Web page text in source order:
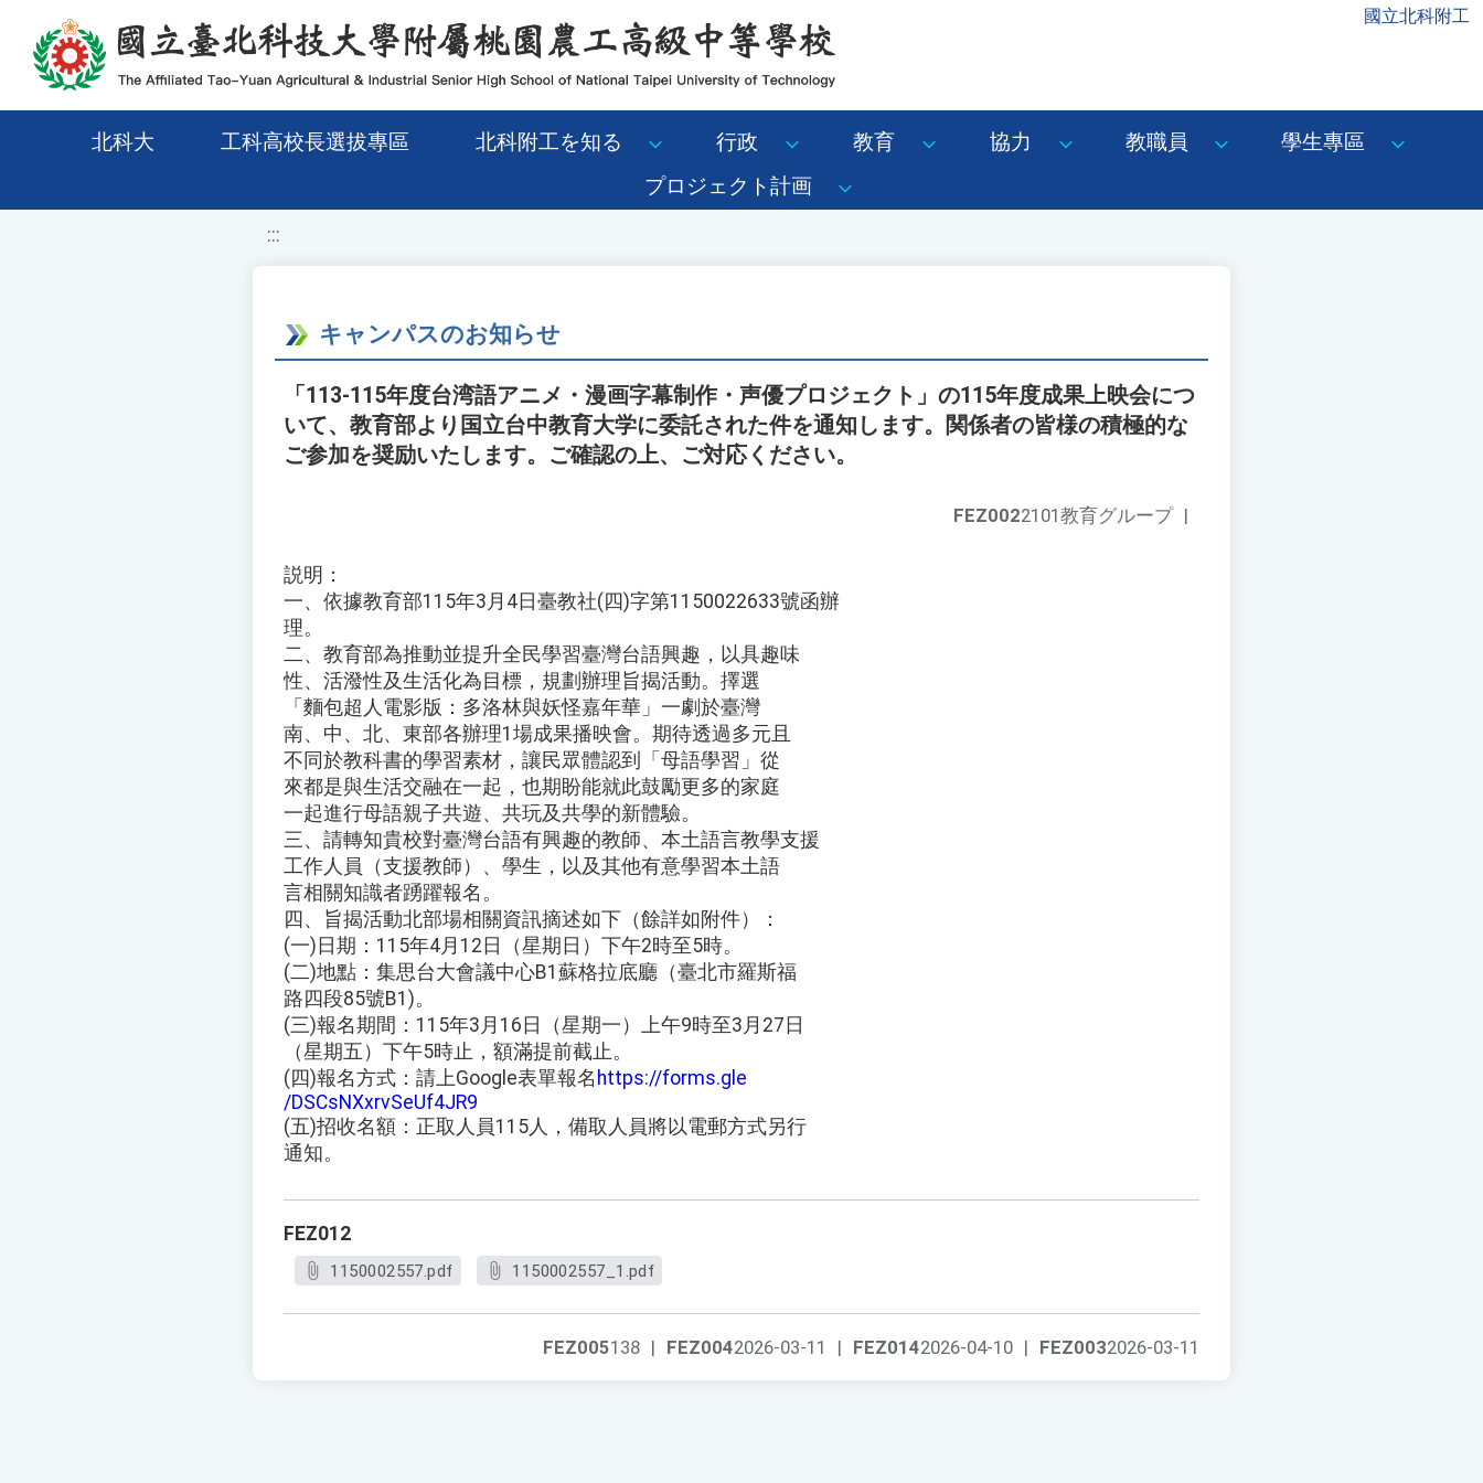
移至網頁之主要內容區位置 國立北科附工
北科大 工科高校長選拔專區 北科附工を知る 行政 教育 協力 教職員
學生專區
プロジェクト計画
:::
キャンパスのお知らせ
「113-115年度台湾語アニメ・漫画字幕制作・声優プロジェクト」の115年度成果上映会につ
いて、教育部より国立台中教育大学に委託された件を通知します。関係者の皆様の積極的な
ご参加を奨励いたします。ご確認の上、ご対応ください。
FEZ0022101教育グループ |
説明：
一、依據教育部115年3月4日臺教社(四)字第1150022633號函辦
理。
二、教育部為推動並提升全民學習臺灣台語興趣，以具趣味
性、活潑性及生活化為目標，規劃辦理旨揭活動。擇選
「麵包超人電影版：多洛林與妖怪嘉年華」一劇於臺灣
南、中、北、東部各辦理1場成果播映會。期待透過多元且
不同於教科書的學習素材，讓民眾體認到「母語學習」從
來都是與生活交融在一起，也期盼能就此鼓勵更多的家庭
一起進行母語親子共遊、共玩及共學的新體驗。
三、請轉知貴校對臺灣台語有興趣的教師、本土語言教學支援
工作人員（支援教師）、學生，以及其他有意學習本土語
言相關知識者踴躍報名。
四、旨揭活動北部場相關資訊摘述如下（餘詳如附件）：
(一)日期：115年4月12日（星期日）下午2時至5時。
(二)地點：集思台大會議中心B1蘇格拉底廳（臺北市羅斯福
路四段85號B1)。
(三)報名期間：115年3月16日（星期一）上午9時至3月27日
（星期五）下午5時止，額滿提前截止。
(四)報名方式：請上Google表單報名 https://forms.gle
/DSCsNXxrvSeUf4JR9
(五)招收名額：正取人員115人，備取人員將以電郵方式另行
通知。
FEZ012
1150002557.pdf 1150002557_1.pdf
FEZ0032026-03-11
FEZ0142026-04-10 |
FEZ0042026-03-11 |
FEZ005138 |